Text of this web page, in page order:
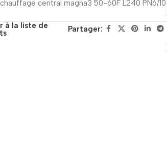
central magna3 50-60F L240 PN6/10
à la liste de
Partager: